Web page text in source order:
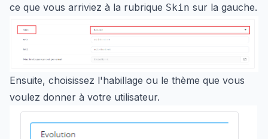
ce que vous arriviez à la rubrique Skin sur la gauche.
Ensuite, choisissez l'habillage ou le thème que vous
voulez donner à votre utilisateur.